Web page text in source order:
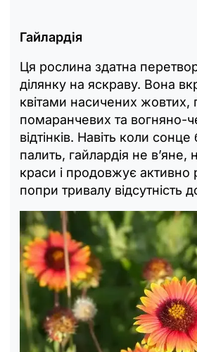
Гайлардія
Ця рослина здатна
ділянку на яскраву. Вона
квітами насичених жовтих,
помаранчевих та вогняно-
відтінків. Навіть коли
палить, гайлардія не в’яне,
краси і продовжує активно
попри тривалу відсутність